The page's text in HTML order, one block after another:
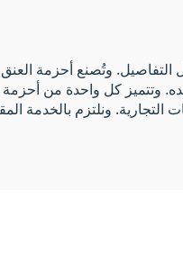
التفاصيل. وتُصنع أحزمة
التجارية. ونلتزم بالخدمة